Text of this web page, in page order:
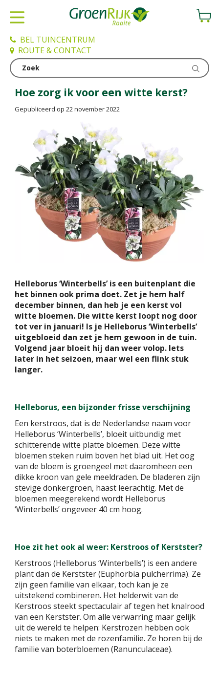
Nieuws
BEL TUINCENTRUM
ROUTE & CONTACT
Hoe zorg ik voor een witte kerst?
Gepubliceerd op 22 november 2022
Helleborus ‘Winterbells’ is een buitenplant die
het binnen ook prima doet. Zet je hem half
december binnen, dan heb je een kerst vol
witte bloemen. Die witte kerst loopt nog door
tot ver in januari! Is je Helleborus ‘Winterbells’
uitgebloeid dan zet je hem gewoon in de tuin.
Volgend jaar bloeit hij dan weer volop. Iets
later in het seizoen, maar wel een flink stuk
langer.
Helleborus, een bijzonder frisse verschijning
Een kerstroos, dat is de Nederlandse naam voor
Helleborus ‘Winterbells’, bloeit uitbundig met
schitterende witte platte bloemen. Deze witte
bloemen steken ruim boven het blad uit. Het oog
van de bloem is groengeel met daaromheen een
dikke kroon van gele meeldraden. De bladeren zijn
stevige donkergroen, haast leerachtig. Met de
bloemen meegerekend wordt Helleborus
‘Winterbells’ ongeveer 40 cm hoog.
Hoe zit het ook al weer: Kerstroos of Kerstster?
Kerstroos (Helleborus ‘Winterbells’) is een andere
plant dan de Kerstster (Euphorbia pulcherrima). Ze
zijn geen familie van elkaar, toch kan je ze
uitstekend combineren. Het helderwit van de
Kerstroos steekt spectaculair af tegen het knalrood
van een Kerstster. Om alle verwarring maar gelijk
uit de wereld te helpen: Kerstrozen hebben ook
niets te maken met de rozenfamilie. Ze horen bij de
familie van boterbloemen (Ranunculaceae).